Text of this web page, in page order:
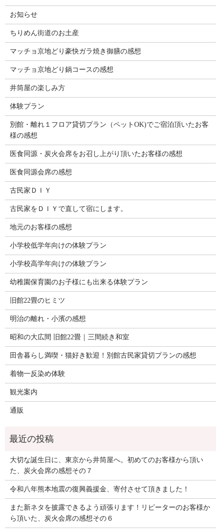
お知らせ
ちりめん街道のお土産
マッチョ京地どり豪快ガラ焼き御膳の感想
マッチョ京地どり鍋コースの感想
井筒屋の楽しみ方
体験プラン
別館・離れ１フロア貸切プラン（ペットOK)でご宿泊頂いたお客
様の感想
医食同源・炭火会席をお召し上がり頂いたお客様の感想
医食同源会席の感想
古民家ＤＩＹ
古民家をＤＩＹで直して宿にします。
地元のお客様の感想
小学校低学年向けの体験プラン
小学校高学年向けの体験プラン
幼稚園保育園のお子様にも出来る体験プラン
旧館22畳のヒミツ
明治の離れ・小濱の感想
昭和の大広間 旧館22畳｜三間続き和室
田舎暮らし満喫・猫好き歓迎！別館古民家貸切プランの感想
着物一反染め体験
観光案内
通販
大切な誕生日に、東京から井筒屋へ。初めてのお客様から頂い
た、炭火会席の感想その７
令和八年熊本地震の復興義援金、寄付させて頂きました！
また新ネタを披露できるよう頑張ります！リピーターのお客様か
ら頂いた、炭火会席の感想その６